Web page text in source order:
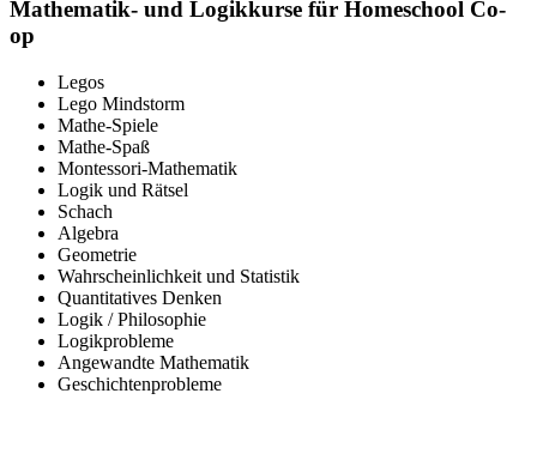
Mathematik- und Logikkurse für Homeschool Co-
op
Legos
Lego Mindstorm
Mathe-Spiele
Mathe-Spaß
Montessori-Mathematik
Logik und Rätsel
Schach
Algebra
Geometrie
Wahrscheinlichkeit und Statistik
Quantitatives Denken
Logik / Philosophie
Logikprobleme
Angewandte Mathematik
Geschichtenprobleme